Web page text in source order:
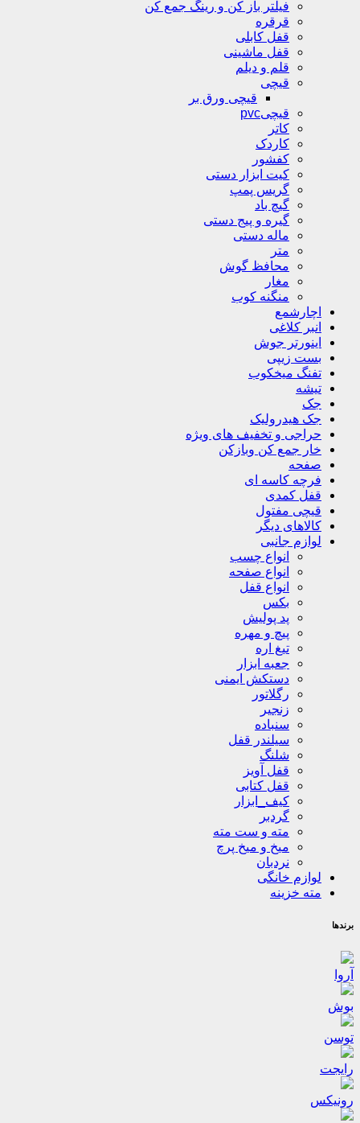
فیلتر باز کن و رینگ جمع کن
قرقره
قفل کابلی
قفل ماشینی
قلم و دیلم
قیچی
قیچی ورق بر
قیچیpvc
کاتر
کاردک
کفشور
کیت ابزار دستی
گریس پمپ
گیچ باد
گیره و پیج دستی
ماله دستی
متر
محافظ گوش
مغار
منگنه کوب
اچارشمع
انبر کلاغی
اینورتر جوش
بست زیپی
تفنگ میخکوب
تیشه
جک
جک هیدرولیک
حراجی و تخفیف های ویژه
خار جمع کن وبازکن
صفحه
فرچه کاسه ای
قفل کمدی
قیچی مفتول
کالاهای دیگر
لوازم جانبی
انواع چسب
انواع صفحه
انواع قفل
بکس
پد پولیش
پیچ و مهره
تیغ اره
جعبه ابزار
دستکش ایمنی
رگلاتور
زنجیر
سنباده
سیلندر قفل
شلنگ
قفل آویز
قفل کتابی
کیف_ابزار
گردبر
مته و ست مته
میخ و میخ پرچ
نردبان
لوازم خانگی
مته خزینه
برندها
آروا
بوش
توسن
رایجت
رونیکس